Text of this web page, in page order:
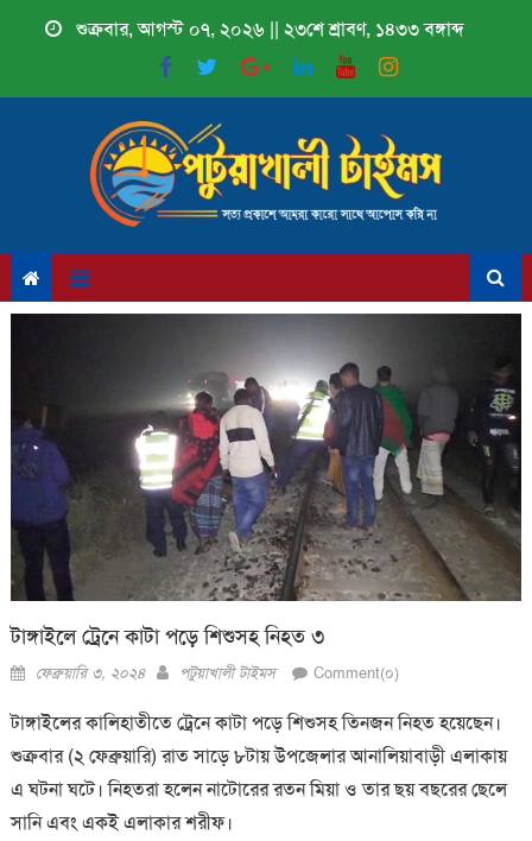
শুক্রবার, আগস্ট ০৭, ২০২৬ || ২৩শে শ্রাবণ, ১৪৩৩ বঙ্গাব্দ
টাঙ্গাইলে ট্রেনে কাটা পড়ে শিশুসহ নিহত ৩
Posted
ফেব্রুয়ারি ৩, ২০২৪ Author
পটুয়াখালী টাইমস Comment(০)
টাঙ্গাইলের কালিহাতীতে ট্রেনে কাটা পড়ে শিশুসহ তিনজন নিহত হয়েছেন।
শুক্রবার (২ ফেব্রুয়ারি) রাত সাড়ে ৮টায় উপজেলার আনালিয়াবাড়ী এলাকায়
এ ঘটনা ঘটে। নিহতরা হলেন নাটোরের রতন মিয়া ও তার ছয় বছরের ছেলে
সানি এবং একই এলাকার শরীফ।